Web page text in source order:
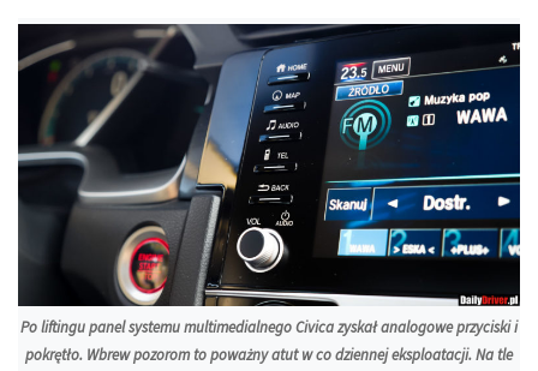
Po liftingu panel systemu multimedialnego Civica zyskał analogowe przyciski i
pokrętło. Wbrew pozorom to poważny atut w co dziennej eksploatacji. Na tle